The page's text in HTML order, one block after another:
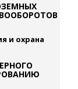
и охрана